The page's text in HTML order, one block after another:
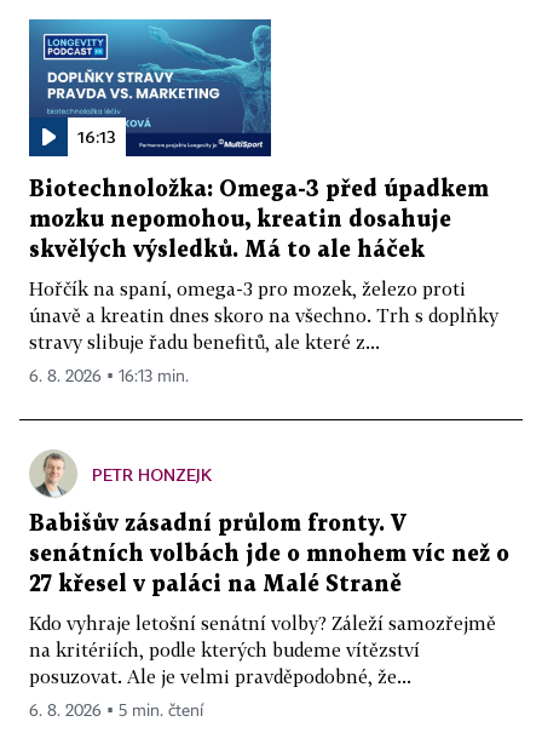
16:13
Biotechnoložka: Omega-3 před úpadkem
mozku nepomohou, kreatin dosahuje
skvělých výsledků. Má to ale háček
Hořčík na spaní, omega-3 pro mozek, železo proti
únavě a kreatin dnes skoro na všechno. Trh s doplňky
stravy slibuje řadu benefitů, ale které z...
6. 8. 2026 ▪ 16:13 min.
PETR HONZEJK
Babišův zásadní průlom fronty. V
senátních volbách jde o mnohem víc než o
27 křesel v paláci na Malé Straně
Kdo vyhraje letošní senátní volby? Záleží samozřejmě
na kritériích, podle kterých budeme vítězství
posuzovat. Ale je velmi pravděpodobné, že...
6. 8. 2026 ▪ 5 min. čtení